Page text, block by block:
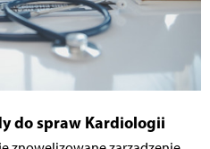
do spraw Kardiologii